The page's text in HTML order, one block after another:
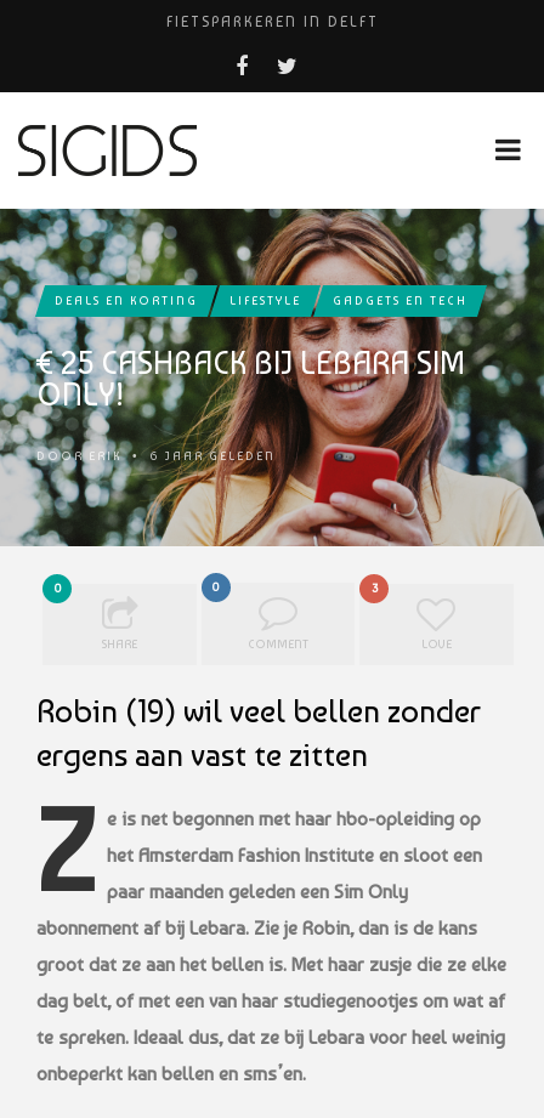
FIETSPARKEREN IN DELFT
FIETS KWIJT IN TILBURG?
USED PRODUCTS LEIDEN
DEALS EN KORTING LIFESTYLE GADGETS EN TECH
€ 25 CASHBACK BIJ LEBARA SIM
ONLY!
DOOR ERIK • 6 JAAR GELEDEN
0
SHARE
0
COMMENT
3
LOVE
Robin (19) wil veel bellen zonder
ergens aan vast te zitten
Z e is net begonnen met haar hbo-opleiding op
het Amsterdam Fashion Institute en sloot een
paar maanden geleden een Sim Only
abonnement af bij Lebara. Zie je Robin, dan is de kans
groot dat ze aan het bellen is. Met haar zusje die ze elke
dag belt, of met een van haar studiegenootjes om wat af
te spreken. Ideaal dus, dat ze bij Lebara voor heel weinig
onbeperkt kan bellen en sms’en.